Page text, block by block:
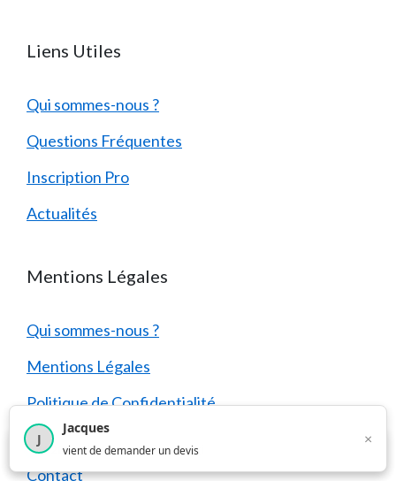
Liens Utiles
Qui sommes-nous ?
Questions Fréquentes
Inscription Pro
Actualités
Mentions Légales
Qui sommes-nous ?
Mentions Légales
Politique de Confidentialité
Politique des Cookies
Contact
4 210utilisateurs ce mois-ci
J
Jacques
vient de demander un devis
×